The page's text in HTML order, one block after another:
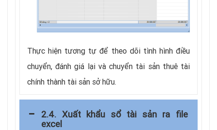
Thực hiện tương tự để theo dõi tình hình điều
chuyển, đánh giá lại và chuyển tài sản thuê tài
chính thành tài sản sở hữu.
2.4. Xuất khẩu sổ tài sản ra file
excel